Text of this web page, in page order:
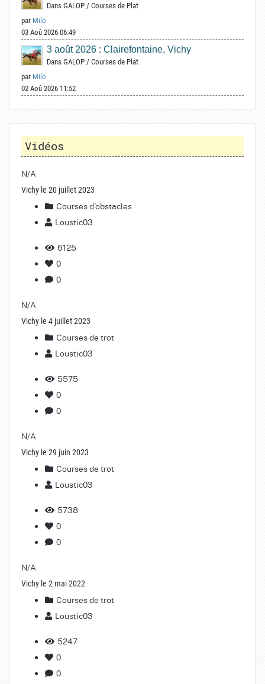
Dans GALOP / Courses de Plat
par Milo
03 Aoû 2026 06:49
3 août 2026 : Clairefontaine, Vichy
Dans GALOP / Courses de Plat
par Milo
02 Aoû 2026 11:52
Vidéos
N/A
Vichy le 20 juillet 2023
Courses d'obstacles
Loustic03
6125
0
0
N/A
Vichy le 4 juillet 2023
Courses de trot
Loustic03
5575
0
0
N/A
Vichy le 29 juin 2023
Courses de trot
Loustic03
5738
0
0
N/A
Vichy le 2 mai 2022
Courses de trot
Loustic03
5247
0
0